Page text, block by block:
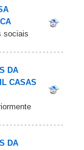
sociais
DA
CASAS
DA